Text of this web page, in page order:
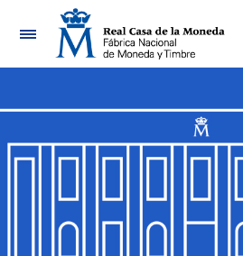
Navigation
Show/Hide
Show/Hide